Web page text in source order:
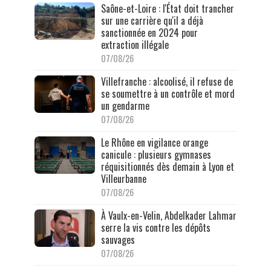
Saône-et-Loire : l'État doit trancher
sur une carrière qu'il a déjà
sanctionnée en 2024 pour
extraction illégale
07/08/26
Villefranche : alcoolisé, il refuse de
se soumettre à un contrôle et mord
un gendarme
07/08/26
Le Rhône en vigilance orange
canicule : plusieurs gymnases
réquisitionnés dès demain à Lyon et
Villeurbanne
07/08/26
À Vaulx-en-Velin, Abdelkader Lahmar
serre la vis contre les dépôts
sauvages
07/08/26